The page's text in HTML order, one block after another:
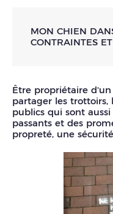
MON CHIEN
CONTRAINTES
Être propriétaire
partager les trottoirs,
publics qui sont
passants et des
propreté, une